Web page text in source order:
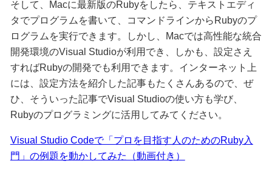
そして、Macに最新版のRubyをしたら、テキストエディ
タでプログラムを書いて、コマンドラインからRubyのプ
ログラムを実行できます。しかし、Macでは高性能な統合
開発環境のVisual Studioが利用でき、しかも、設定さえ
すればRubyの開発でも利用できます。インターネット上
には、設定方法を紹介した記事もたくさんあるので、ぜ
ひ、そういった記事でVisual Studioの使い方も学び、
Rubyのプログラミングに活用してみてください。
Visual Studio Codeで「プロを目指す人のためのRuby入
門」の例題を動かしてみた（動画付き）